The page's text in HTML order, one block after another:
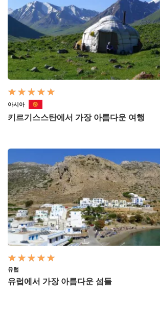
아시아
키르기스스탄에서 가장 아름다운 여행
유럽
유럽에서 가장 아름다운 섬들